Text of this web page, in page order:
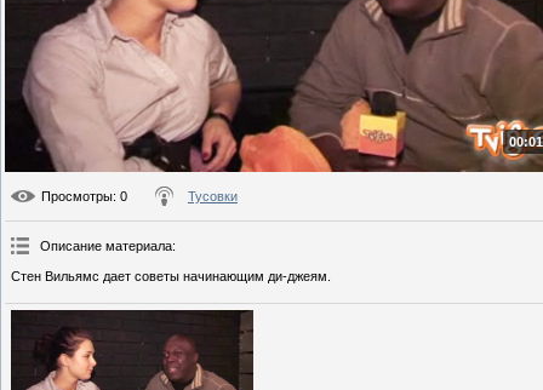
Просмотры: 0 Тусовки
Описание материала:
Стен Вильямс дает советы начинающим ди-джеям.